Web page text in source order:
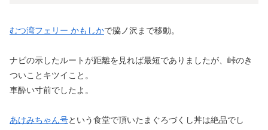
むつ湾フェリー かもしかで脇ノ沢まで移動。
ナビの示したルートが距離を見れば最短でありましたが、峠のき
ついことキツイこと。
車酔い寸前でしたよ。
あけみちゃん号という食堂で頂いたまぐろづくし丼は絶品でし